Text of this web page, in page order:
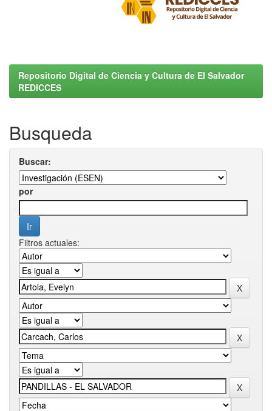
Repositorio Digital de Ciencia y Cultura de El Salvador
REDICCES
Busqueda
Buscar:
por
Filtros actuales: